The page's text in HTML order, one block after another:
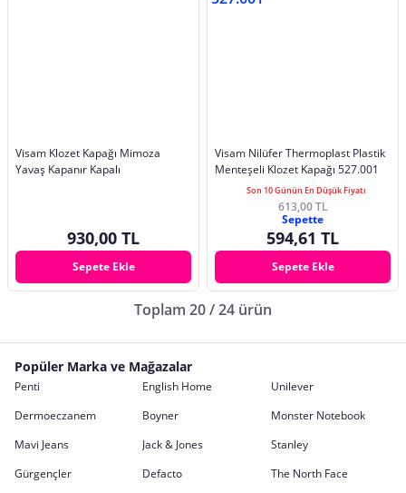
Visam Klozet Kapağı Mimoza
Yavaş Kapanır Kapalı
930,00 TL
Sepete Ekle
Visam Nilüfer Thermoplast Plastik
Menteşeli Klozet Kapağı 527.001
Son 10 Günün En Düşük Fiyatı
613,00 TL
Sepette
594,61 TL
Sepete Ekle
Toplam 20 / 24 ürün
Popüler Marka ve Mağazalar
Penti English Home
Unilever
Dermoeczanem
Boyner
Monster Notebook
Mavi Jeans
Jack & Jones
Stanley
Gürgençler
Defacto
The North Face